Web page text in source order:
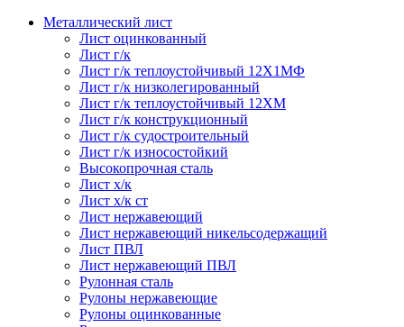
Металлический лист
Лист оцинкованный
Лист г/к
Лист г/к теплоустойчивый 12Х1МФ
Лист г/к низколегированный
Лист г/к теплоустойчивый 12ХМ
Лист г/к конструкционный
Лист г/к судостроительный
Лист г/к износостойкий
Высокопрочная сталь
Лист х/к
Лист х/к ст
Лист нержавеющий
Лист нержавеющий никельсодержащий
Лист ПВЛ
Лист нержавеющий ПВЛ
Рулонная сталь
Рулоны нержавеющие
Рулоны оцинкованные